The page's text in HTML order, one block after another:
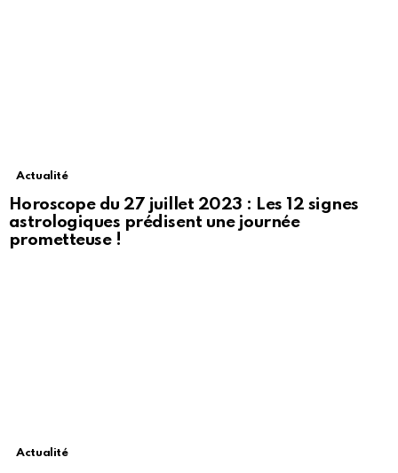
Actualité
Horoscope du 27 juillet 2023 : Les 12 signes
astrologiques prédisent une journée
prometteuse !
Actualité